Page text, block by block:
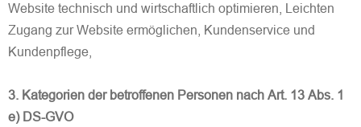
Website technisch und wirtschaftlich optimieren, Leichten
Zugang zur Website ermöglichen, Kundenservice und
Kundenpflege,
3. Kategorien der betroffenen Personen nach Art. 13 Abs. 1
e) DS-GVO